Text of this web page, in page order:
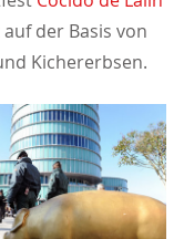
auf der Basis von
Kichererbsen.